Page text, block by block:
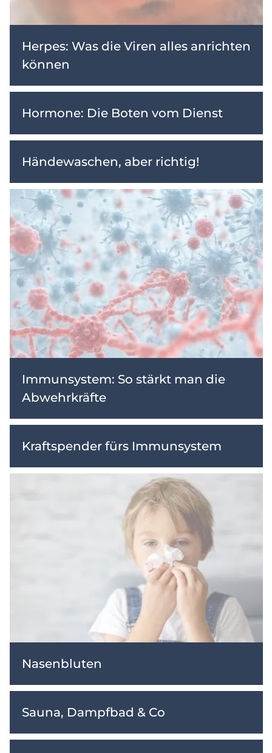
Herpes: Was die Viren alles anrichten
können
Hormone: Die Boten vom Dienst
Händewaschen, aber richtig!
Immunsystem: So stärkt man die
Abwehrkräfte
Kraftspender fürs Immunsystem
Nasenbluten
Sauna, Dampfbad & Co